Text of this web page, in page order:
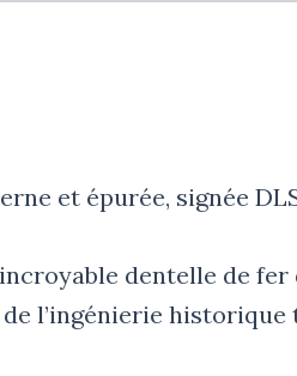
et épurée, signée
dentelle de
l’ingénierie